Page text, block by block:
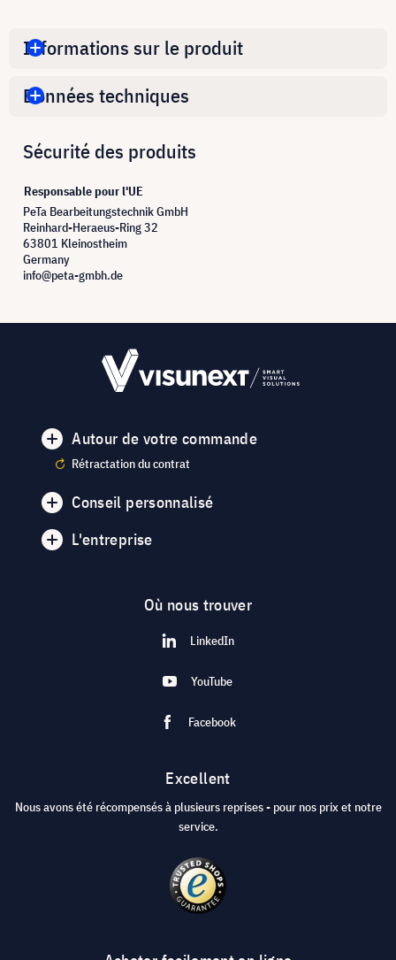
Informations sur le produit
Données techniques
Sécurité des produits
Responsable pour l'UE
PeTa Bearbeitungstechnik GmbH
Reinhard-Heraeus-Ring 32
63801 Kleinostheim
Germany
info@peta-gmbh.de
Autour de votre commande
Rétractation du contrat
Conseil personnalisé
L'entreprise
Où nous trouver
LinkedIn
YouTube
Facebook
Excellent
Nous avons été récompensés à plusieurs reprises - pour nos prix et notre
service.